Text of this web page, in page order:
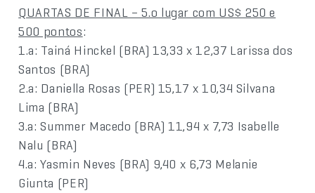
QUARTAS DE FINAL – 5.o lugar com US$ 250 e
500 pontos:
1.a: Tainá Hinckel (BRA) 13,33 x 12,37 Larissa dos
Santos (BRA)
2.a: Daniella Rosas (PER) 15,17 x 10,34 Silvana
Lima (BRA)
3.a: Summer Macedo (BRA) 11,94 x 7,73 Isabelle
Nalu (BRA)
4.a: Yasmin Neves (BRA) 9,40 x 6,73 Melanie
Giunta (PER)